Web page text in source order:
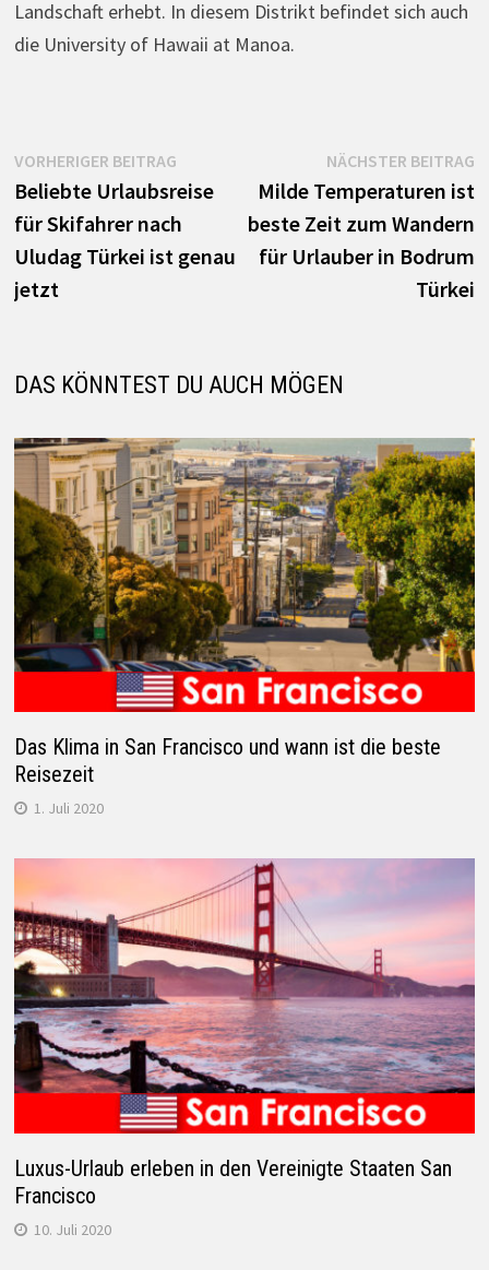
Landschaft erhebt. In diesem Distrikt befindet sich auch
die University of Hawaii at Manoa.
Beitrags-
Navigation
VORHERIGER BEITRAGVorheriger
Beitrag:
Beliebte Urlaubsreise
für Skifahrer nach
Uludag Türkei ist genau
jetzt
NÄCHSTER BEITRAG
Milde Temperaturen ist
beste Zeit zum Wandern
für Urlauber in Bodrum
Türkei
DAS KÖNNTEST DU AUCH MÖGEN
Das Klima in San Francisco und wann ist die beste
Reisezeit
1. Juli 2020
Luxus-Urlaub erleben in den Vereinigte Staaten San
Francisco
10. Juli 2020